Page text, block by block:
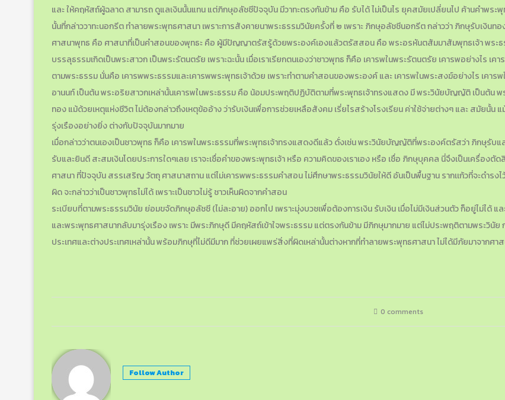
และ ให้คฤหัสถ์ผู้ฉลาด สามารถ ดูแลเงินนั้นแทน แต่ภิกษุอลัชชีปัจจุบัน มีวาทะตรงกันข้าม คือ รับได้ ไม่เป็นไร ยุคสมัยเปลี่ยนไป ค้านคำพระ
นั้นที่กล่าววาทะนอกรีต ทำลายพระพุทธศาสนา เพราะการสังคายนาพระธรรมวินัยครั้งที่ ๒ เพราะ ภิกษุอลัชชีนอกรีต กล่าวว่า ภิกษุรับเงินทอ
ศาสนาพุทธ คือ ศาสนาที่เป็นคำสอนของพุทธะ คือ ผู้มีปัญญาตรัสรู้ด้วยพระองค์เองแล้วตรัสสอน คือ พระอรหันตสัมมาสัมพุทธเจ้า พระ
บรรลุธรรมเกิดเป็นพระสาวก เป็นพระรัตนตรัย เพราะฉะนั้น เมื่อเราเรียกตนเองว่าชาวพุทธ ก็คือ เคารพในพระรัตนตรัย เคารพอย่างไร เ
ตามพระธรรม นั่นคือ เคารพพระธรรมและเคารพพระพุทธเจ้าด้วย เพราะทำตามคำสอนของพระองค์ และ เคารพในพระสงฆ์อย่างไร เค
อานนท์ เป็นต้น พระอริยสาวกเหล่านั้นเคารพในพระธรรม คือ น้อมประพฤติปฏิบัติตามที่พระพุทธเจ้าทรงแสดง มี พระวินัยบัญญัติ เป็นต้น พ
ทอง แม้ด้วยเหตุแห่งชีวิต ไม่ต้องกล่าวถึงเหตุข้ออ้าง ว่ารับเงินเพื่อการช่วยเหลือสังคม เรี่ยไรสร้างโรงเรียน ค่าใช้จ่ายต่างๆ และ สมัย
รุ่งเรืองอย่างยิ่ง ต่างกับปัจจุบันมากมาย
เมื่อกล่าวว่าตนเองเป็นชาวพุทธ ก็คือ เคารพในพระธรรมที่พระพุทธเจ้าทรงแสดงดีแล้ว ดั่งเช่น พระวินัยบัญญัติที่พระองค์ตรัสว่า ภิกษุรับ
รับและยินดี สะสมเงินโดยประการใดๆเลย เราจะเชื่อคำของพระพุทธเจ้า หรือ ความคิดของเราเอง หรือ เชื่อ ภิกษุบุคคล นี่จึงเป็นเครื่อ
ศาสนา ที่ปัจจุบัน สรรเสริญ วัตถุ ศาสนาสถาน แต่ไม่เคารพพระธรรมคำสอน ไม่ศึกษาพระธรรมวินัยให้ดี อันเป็นพื้นฐาน รากเเก้วที่จะดำ
ผิด จะกล่าวว่าเป็นชาวพุทธไม่ได้ เพราะเป็นชาวไม่รู้ ชาวเห็นผิดจากคำสอน
ระเบียบที่ตามพระธรรมวินัย ย่อมขจัดภิกษุอลัชชี (ไม่ละอาย) ออกไป เพราะมุ่งบวชเพื่อต้องการเงิน รับเงิน เมื่อไม่มีเงินส่วนตัว ก็อยู่ไม่ได้
และพระพุทธศาสนากลับมารุ่งเรือง เพราะ มีพระภิกษุดี มีคฤหัสถ์เข้าใจพระธรรม แต่ตรงกันข้าม มีภิกษุมากมาย แต่ไม่ประพฤติตามพระวินัย
ประเทศและต่างประเทศเหล่านั้น พร้อมภิกษุที่ไม่ดีมีมาก ที่ช่วยเผยแพร่สิ่งที่ผิดเหล่านั้นต่างหากที่ทำลายพระพุทธศาสนา ไม่ได้มีภัยมาจากศา
0 comments
Follow Author